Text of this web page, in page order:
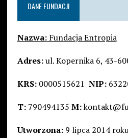
DANE FUNDACJI
Nazwa:Fundacja Entropia
Adres:ul. Kopernika 6, 43-
KRS: 0000515621 NIP:
T:790494135 M:
Utworzona:9 lipca 2014